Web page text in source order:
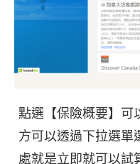
點選【保險概要】可
方可以透過下拉選單
處就是立即就可以試